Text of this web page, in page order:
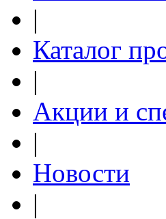
|
Каталог
|
Акции и
|
Новости
|